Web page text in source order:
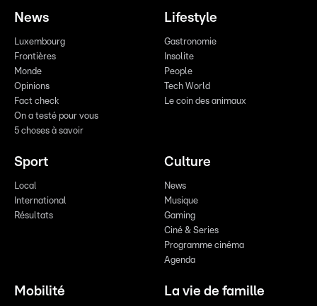
News
Luxembourg
Frontières
Monde
Opinions
Fact check
On a testé pour vous
5 choses à savoir
Lifestyle
Gastronomie
Insolite
People
Tech World
Le coin des animaux
Sport
Local
International
Résultats
Culture
News
Musique
Gaming
Ciné & Series
Programme cinéma
Agenda
Mobilité La vie de famille